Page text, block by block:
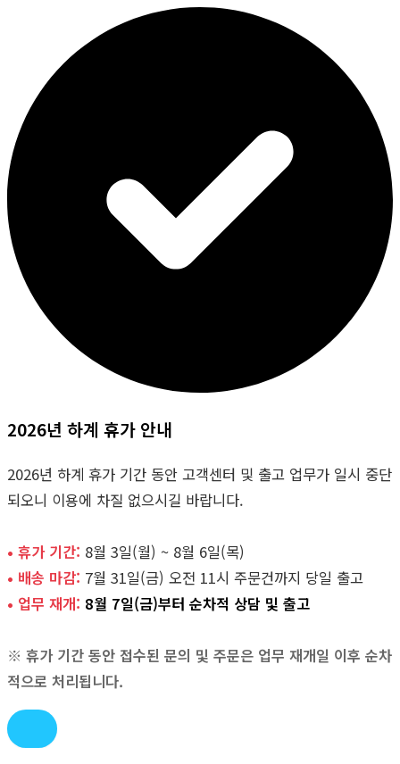
2026년 하계 휴가 안내
2026년 하계 휴가 기간 동안 고객센터 및 출고 업무가 일시 중단
되오니 이용에 차질 없으시길 바랍니다.
• 휴가 기간: 8월 3일(월) ~ 8월 6일(목)
• 배송 마감: 7월 31일(금) 오전 11시 주문건까지 당일 출고
• 업무 재개: 8월 7일(금)부터 순차적 상담 및 출고
※ 휴가 기간 동안 접수된 문의 및 주문은 업무 재개일 이후 순차
적으로 처리됩니다.